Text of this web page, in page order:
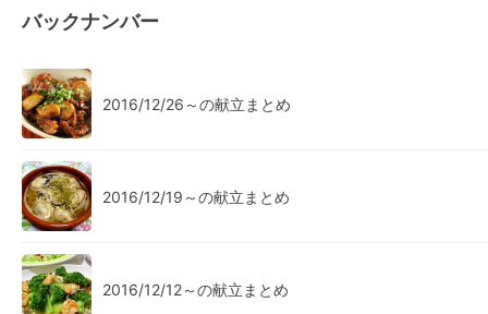
バックナンバー
2016/12/26～の献立まとめ
2016/12/19～の献立まとめ
2016/12/12～の献立まとめ